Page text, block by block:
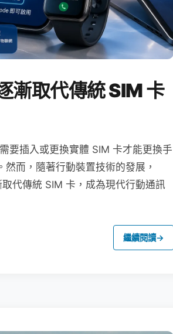
漸取代傳統 SIM 卡
要插入或更換實體 SIM 卡才能更換手
而，隨著行動裝置技術的發展，
代傳統 SIM 卡，成為現代行動通訊
繼續閱讀→